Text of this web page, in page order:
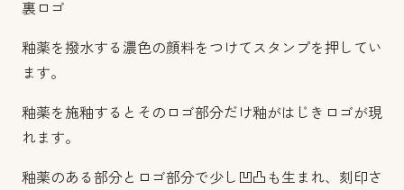
裏ロゴ
釉薬を撥水する濃色の顔料をつけてスタンプを押してい
ます。
釉薬を施釉するとそのロゴ部分だけ釉がはじきロゴが現
れます。
釉薬のある部分とロゴ部分で少し凹凸も生まれ、刻印さ